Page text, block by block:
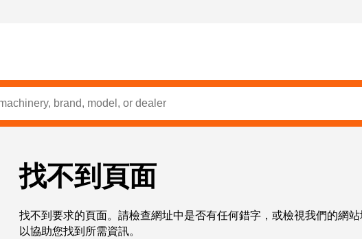
找不到頁面
找不到要求的頁面。請檢查網址中是否有任何錯字，或檢視我們的網
以協助您找到所需資訊。